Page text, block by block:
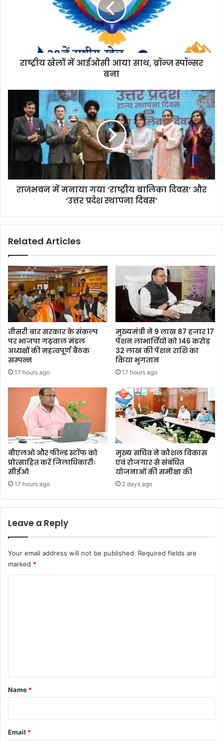
राष्ट्रीय खेलों में आईओसी आया साथ, ब्रॉन्ज स्पॉन्सर
बना
राजभवन में मनाया गया ‘राष्ट्रीय बालिका दिवस’ और
‘उत्तर प्रदेश स्थापना दिवस’
Related Articles
तीसरी बार सरकार के संकल्प
पर भाजपा गढ़वाल मंडल
अध्यक्षों की महत्वपूर्ण बैठक
सम्पन्न
17 hours ago
मुख्यमंत्री ने 9 लाख 87 हजार 17
पेंशन लाभार्थियों को 146 करोड़
32 लाख की पेंशन राशि का
किया भुगतान
17 hours ago
बीएलओ और फील्ड स्टॉफ को
प्रोत्साहित करें जिलाधिकारीः
सीईओ
17 hours ago
मुख्य सचिव ने कौशल विकास
एवं रोजगार से संबंधित
योजनाओं की समीक्षा की
2 days ago
Leave a Reply
Your email address will not be published. Required fields are
marked *
*
Name *
Email *